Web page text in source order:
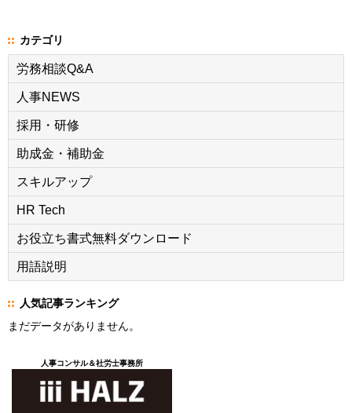
カテゴリ
労務相談Q&A
人事NEWS
採用・研修
助成金・補助金
スキルアップ
HR Tech
お役立ち書式無料ダウンロード
用語説明
人気記事ランキング
まだデータがありません。
人事コンサル＆社労士事務所